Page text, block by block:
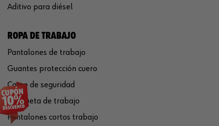
Aditivo para diésel
ROPA DE TRABAJO
Pantalones de trabajo
Guantes protección cuero
Casco de seguridad
Chaqueta de trabajo
Pantalones cortos trabajo